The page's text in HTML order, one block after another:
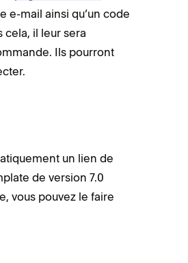
e-mail ainsi qu’un code
cela, il leur sera
Ils pourront
un lien de
de version 7.0
vous pouvez le faire